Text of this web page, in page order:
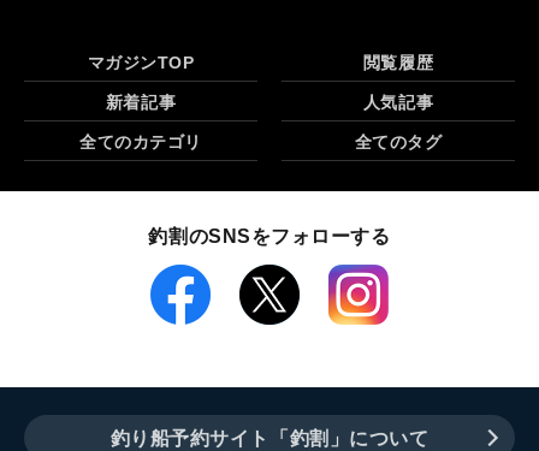
マガジンTOP 閲覧履歴
新着記事 人気記事
全てのカテゴリ 全てのタグ
釣割のSNSをフォローする
釣り船予約サイト「釣割」について